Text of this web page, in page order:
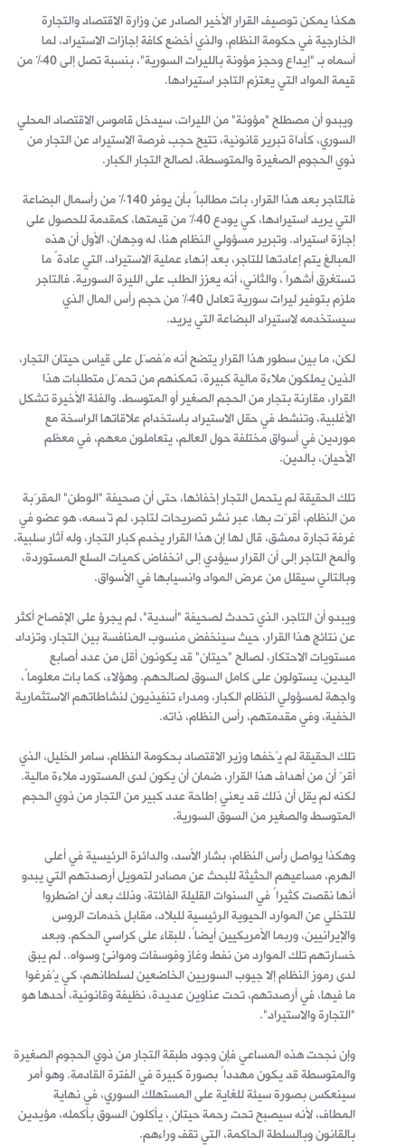
هكذا يمكن توصيف القرار الأخير الصادر عن وزارة الاقتصاد والتجارة
الخارجية في حكومة النظام، والذي أخضع كافة إجازات الاستيراد، لما
أسماه بـ "إيداع وحجز مؤونة بالليرات السورية"، بنسبة تصل إلى 40% من
قيمة المواد التي يعتزم التاجر استيرادها.
ويبدو أن مصطلح "مؤونة" من الليرات، سيدخل قاموس الاقتصاد المحلي
السوري، كأداة تبرير قانونية، تتيح حجب فرصة الاستيراد عن التجار من
ذوي الحجوم الصغيرة والمتوسطة، لصالح التجار الكبار.
فالتاجر بعد هذا القرار، بات مطالباً بأن يوفر 140% من رأسمال البضاعة
التي يريد استيرادها، كي يودع 40% من قيمتها، كمقدمة للحصول على
إجازة استيراد. وتبرير مسؤولي النظام هنا، له وجهان، الأول أن هذه
المبالغ يتم إعادتها للتاجر، بعد إنهاء عملية الاستيراد، التي عادةً ما
تستغرق أشهراً، والثاني، أنه يعزز الطلب على الليرة السورية. فالتاجر
ملزم بتوفير ليرات سورية تعادل 40% من حجم رأس المال الذي
سيستخدمه لاستيراد البضاعة التي يريد.
لكن، ما بين سطور هذا القرار يتضح أنه مُفصّل على قياس حيتان التجار،
الذين يملكون ملاءة مالية كبيرة، تمكنهم من تحمّل متطلبات هذا
القرار، مقارنة بتجار من الحجم الصغير أو المتوسط. والفئة الأخيرة تشكل
الأغلبية، وتنشط في حقل الاستيراد باستخدام علاقاتها الراسخة مع
موردين في أسواق مختلفة حول العالم، يتعاملون معهم، في معظم
الأحيان، بالدين.
تلك الحقيقة لم يتحمل التجار إخفائها، حتى أن صحيفة "الوطن" المقرّبة
من النظام، أقرّت بها، عبر نشر تصريحات لتاجر، لم تُسمه، هو عضو في
غرفة تجارة دمشق، قال لها إن هذا القرار يخدم كبار التجار، وله آثار سلبية.
وألمح التاجر إلى أن القرار سيؤدي إلى انخفاض كميات السلع المستوردة،
وبالتالي سيقلل من عرض المواد وانسيابها في الأسواق.
ويبدو أن التاجر، الذي تحدث لصحيفة "أسدية"، لم يجرؤ على الإفصاح أكثر
عن نتائج هذا القرار، حيث سينخفض منسوب المنافسة بين التجار، وتزداد
مستويات الاحتكار، لصالح "حيتان" قد يكونون أقل من عدد أصابع
اليدين، يستولون على كامل السوق لصالحهم. وهؤلاء، كما بات معلوماً،
واجهة لمسؤولي النظام الكبار، ومدراء تنفيذيون لنشاطاتهم الاستثمارية
الخفية، وفي مقدمتهم، رأس النظام، ذاته.
تلك الحقيقة لم يُخفها وزير الاقتصاد بحكومة النظام، سامر الخليل، الذي
أقرّ أن من أهداف هذا القرار، ضمان أن يكون لدى المستورد ملاءة مالية.
لكنه لم يقل أن ذلك قد يعني إطاحة عدد كبير من التجار من ذوي الحجم
المتوسط والصغير من السوق السورية.
وهكذا يواصل رأس النظام، بشار الأسد، والدائرة الرئيسية في أعلى
الهرم، مساعيهم الحثيثة للبحث عن مصادر لتمويل أرصدتهم التي يبدو
أنها نقصت كثيراً في السنوات القليلة الفائتة، وذلك بعد أن اضطروا
للتخلي عن الموارد الحيوية الرئيسية للبلاد، مقابل خدمات الروس
والإيرانيين، وربما الأمريكيين أيضاً، للبقاء على كراسي الحكم. وبعد
خسارتهم تلك الموارد من نفط وغاز وفوسفات وموانئ وسواه.. لم يبق
لدى رموز النظام إلا جيوب السوريين الخاضعين لسلطانهم، كي يُفرغوا
ما فيها، في أرصدتهم، تحت عناوين عديدة، نظيفة وقانونية، أحدها هو
"التجارة والاستيراد".
وإن نجحت هذه المساعي فإن وجود طبقة التجار من ذوي الحجوم الصغيرة
والمتوسطة قد يكون مهدداً بصورة كبيرة في الفترة القادمة. وهو أمر
سينعكس بصورة سيئة للغاية على المستهلك السوري، في نهاية
المطاف، لأنه سيصبح تحت رحمة حيتانٍ، يأكلون السوق بأكمله، مؤيدين
بالقانون وبالسلطة الحاكمة، التي تقف وراءهم.